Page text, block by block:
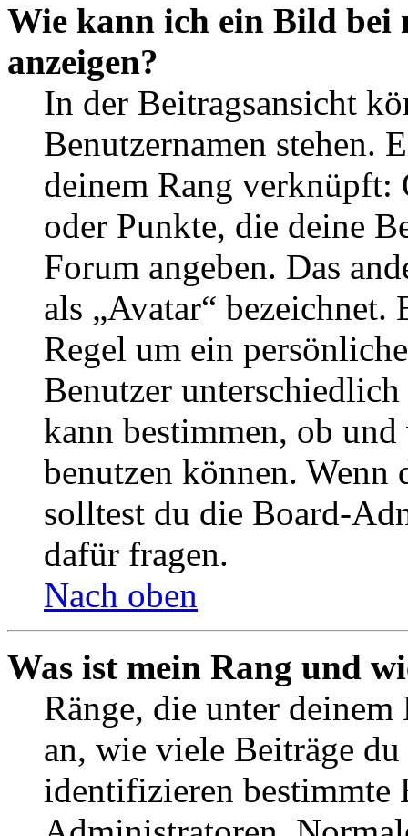
Wie kann ich ein Bild bei
anzeigen?
In der Beitragsansicht
Benutzernamen stehen.
deinem Rang verknüpft:
oder Punkte, die deine
Forum angeben. Das
als „Avatar“
Regel um ein
Benutzer
kann bestimmen, ob
benutzen können. Wenn
solltest du die Board-
dafür fragen.
Nach oben
Was ist mein Rang und
Ränge, die unter deinem
an, wie viele Beiträge
identifizieren bestimmte